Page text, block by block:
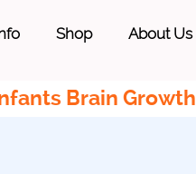
Shop About Us
Brain Growth